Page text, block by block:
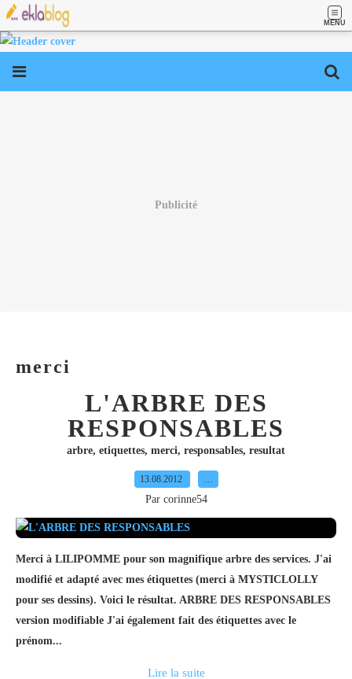
MENU
Publicité
merci
L'ARBRE DES
RESPONSABLES
arbre, etiquettes, merci, responsables, resultat
13.08.2012 …
Par corinne54
Merci à LILIPOMME pour son magnifique arbre des services. J'ai
modifié et adapté avec mes étiquettes (merci à MYSTICLOLLY
pour ses dessins). Voici le résultat. ARBRE DES RESPONSABLES
version modifiable J'ai également fait des étiquettes avec le
prénom...
Lire la suite